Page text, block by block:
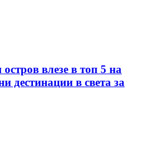
влезе в топ 5 на
дестинации в света за